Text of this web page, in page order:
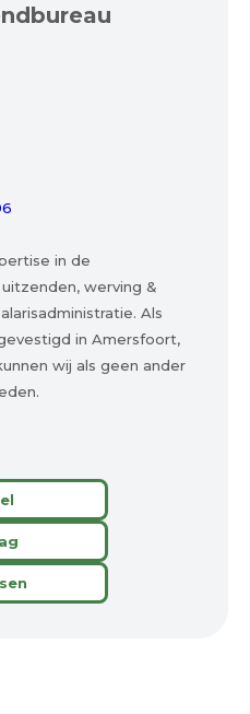
in de
werving &
Als
in Amersfoort,
wij als geen ander